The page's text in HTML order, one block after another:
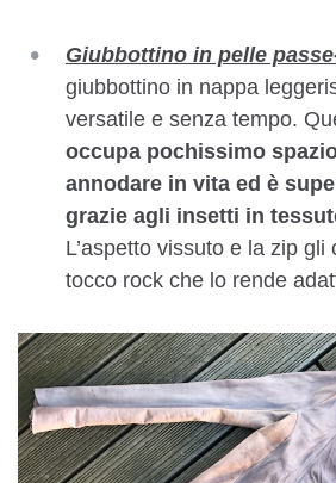
Giubbottino in pelle
giubbottino in nappa
versatile e senza tempo.
occupa pochissimo
annodare in vita ed è
grazie agli insetti in
L’aspetto vissuto e la zip gli
tocco rock che lo rende